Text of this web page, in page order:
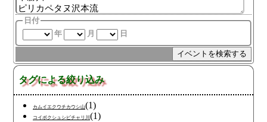
日付
年
月 日
タグによる絞り込み
カムイエクウチカウシ山(1)
コイボクシュシビチャリ川 (1)